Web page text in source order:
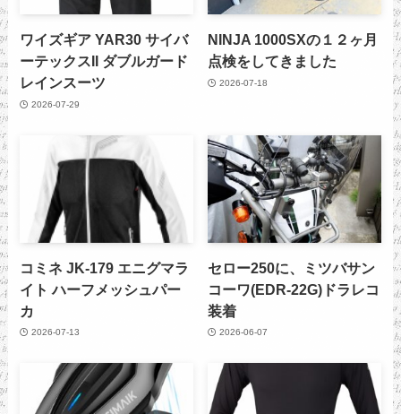
ワイズギア YAR30 サイバ
ーテックスII ダブルガード
レインスーツ
2026-07-29
NINJA 1000SXの１２ヶ月
点検をしてきました
2026-07-18
コミネ JK-179 エニグマラ
イト ハーフメッシュパー
カ
2026-07-13
セロー250に、ミツバサン
コーワ(EDR-22G)ドラレコ
装着
2026-06-07